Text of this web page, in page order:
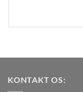
KONTAKT OS: